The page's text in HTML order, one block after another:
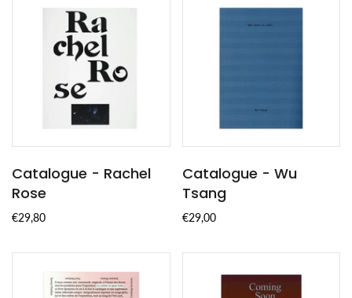
Catalogue - Rachel
Rose
€29,80
Catalogue - Wu
Tsang
€29,00